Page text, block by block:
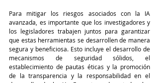
Para mitigar los riesgos asociados con la IA
avanzada, es importante que los investigadores y
los legisladores trabajen juntos para garantizar
que estas herramientas se desarrollen de manera
segura y beneficiosa. Esto incluye el desarrollo de
mecanismos de seguridad sólidos, el
establecimiento de pautas éticas y la promoción
de la transparencia y la responsabilidad en el